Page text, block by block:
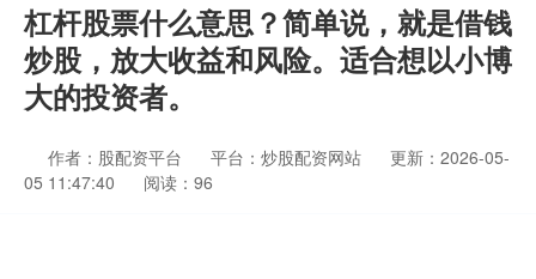
杠杆股票什么意思？简单说，就是借钱
炒股，放大收益和风险。适合想以小博
大的投资者。
作者：股配资平台 平台：炒股配资网站
更新：2026-05-
05 11:47:40
阅读：96